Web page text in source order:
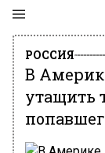
РОССИЯ
В
утащить